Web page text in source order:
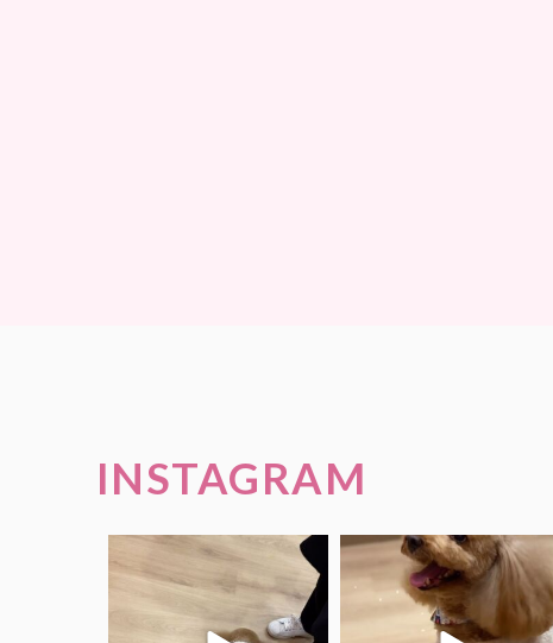
INSTAGRAM
くーちゃん♡アメリちゃん
ありがとうございました♡
.
くーちゃん♡
ありがとうございました♡
.
#仔犬見学受付中...